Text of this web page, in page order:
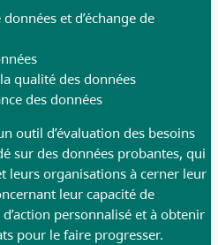
et d’échange de
qualité des données
des données
outil d’évaluation des besoins
sur des données probantes, qui
leurs organisations à cerner leur
leur capacité de
personnalisé et à obtenir
pour le faire progresser.